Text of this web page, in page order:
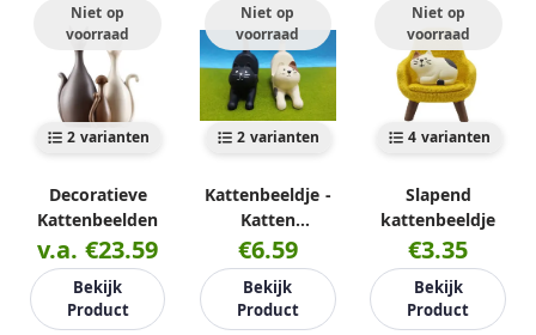
Niet op
voorraad
2 varianten
Decoratieve
Kattenbeelden
v.a. €23.59
Bekijk
Product
Niet op
voorraad
2 varianten
Kattenbeeldje -
Katten
Telefoonhouder
bureau
€6.59
Bekijk
Product
Niet op
voorraad
4 varianten
Slapend
kattenbeeldje
€3.35
Bekijk
Product